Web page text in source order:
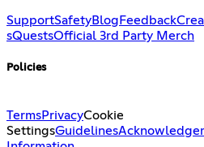
SupportSafetyBlogFeedback
sQuestsOfficial 3rd Party Merch
Policies
TermsPrivacyCookie
SettingsGuidelines